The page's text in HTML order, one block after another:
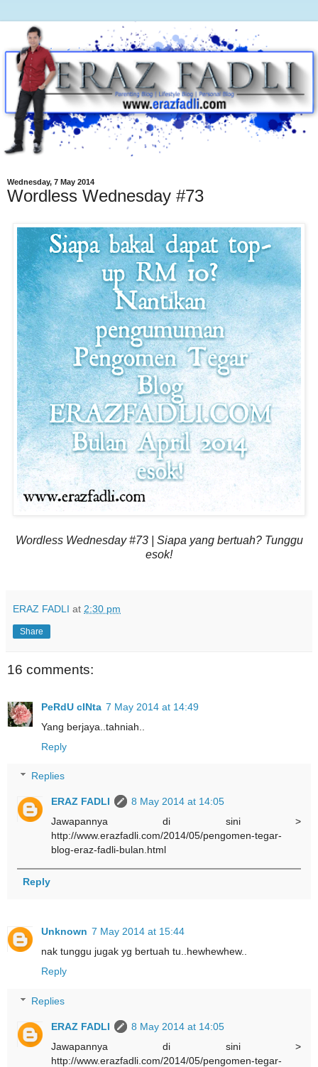
Wednesday, 7 May 2014
Wordless Wednesday #73
Wordless Wednesday #73 | Siapa yang bertuah? Tunggu
esok!
ERAZ FADLI at 2:30 pm
Share
16 comments:
PeRdU cINta 7 May 2014 at 14:49
Yang berjaya..tahniah..
Reply
Replies
ERAZ FADLI
8 May 2014 at 14:05
Jawapannya di sini >
http://www.erazfadli.com/2014/05/pengomen-tegar-
blog-eraz-fadli-bulan.html
Reply
Unknown 7 May 2014 at 15:44
nak tunggu jugak yg bertuah tu..hewhewhew..
Reply
Replies
ERAZ FADLI
8 May 2014 at 14:05
Jawapannya di sini >
http://www.erazfadli.com/2014/05/pengomen-tegar-